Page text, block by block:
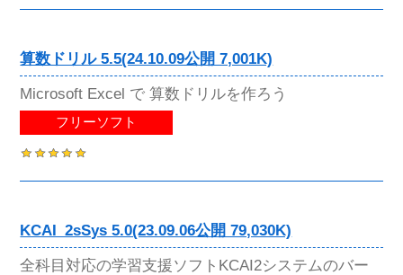
算数ドリル 5.5(24.10.09公開 7,001K)
Microsoft Excel で 算数ドリルを作ろう
フリーソフト
KCAI_2sSys 5.0(23.09.06公開 79,030K)
全科目対応の学習支援ソフトKCAI2システムのバー